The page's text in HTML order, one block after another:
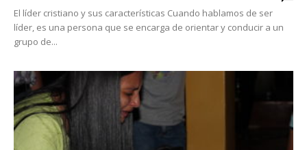
El líder cristiano y sus características Cuando hablamos de ser
líder, es una persona que se encarga de orientar y conducir a un
grupo de...